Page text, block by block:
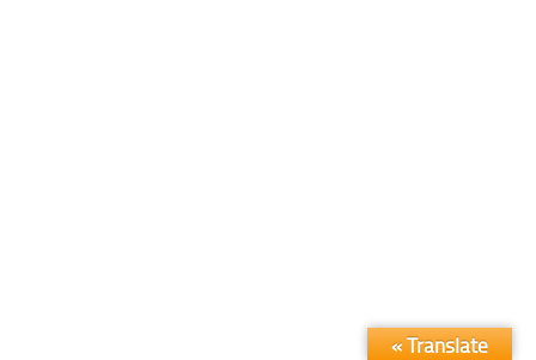
Translate »